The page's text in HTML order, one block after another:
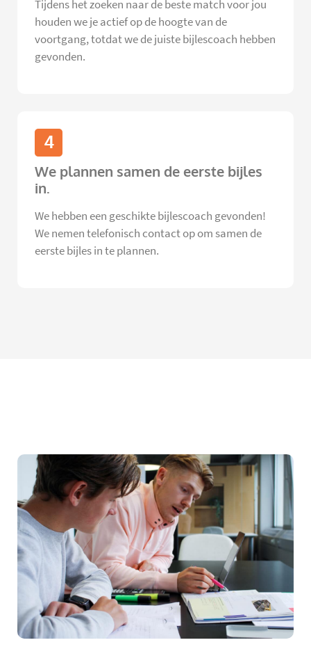
Tijdens het zoeken naar de beste match voor jou
houden we je actief op de hoogte van de
voortgang, totdat we de juiste bijlescoach hebben
gevonden.
4
We plannen samen de eerste bijles
in.
We hebben een geschikte bijlescoach gevonden!
We nemen telefonisch contact op om samen de
eerste bijles in te plannen.